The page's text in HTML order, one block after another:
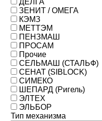
ДЕЛГА
ЗЕНИТ / ОМЕГА
КЭМЗ
МЕТТЭМ
ПЕНЗМАШ
ПРОСАМ
Прочие
СЕЛЬМАШ (СТАЛЬФ)
СЕНАТ (SIBLOCK)
СИМЕКО
ШЕПАРД (Ригель)
ЭЛТЕХ
ЭЛЬБОР
Тип механизма